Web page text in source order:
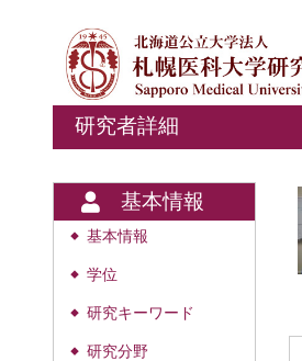
研究者詳細
基本情報
◆ 基本情報
◆ 学位
◆ 研究キーワード
◆ 研究分野